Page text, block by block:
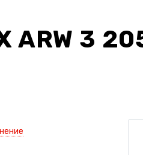
ARW 3